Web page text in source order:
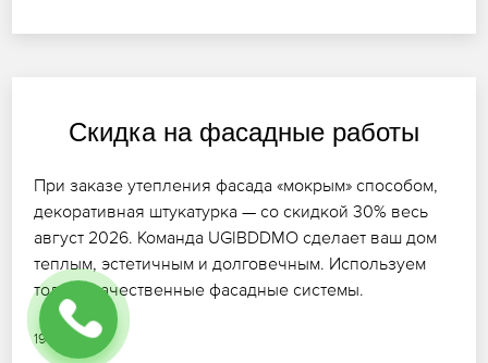
Скидка на фасадные работы
При заказе утепления фасада «мокрым» способом,
декоративная штукатурка — со скидкой 30% весь
август 2026. Команда UGIBDDMO сделает ваш дом
теплым, эстетичным и долговечным. Используем
только качественные фасадные системы.
19.07.2026